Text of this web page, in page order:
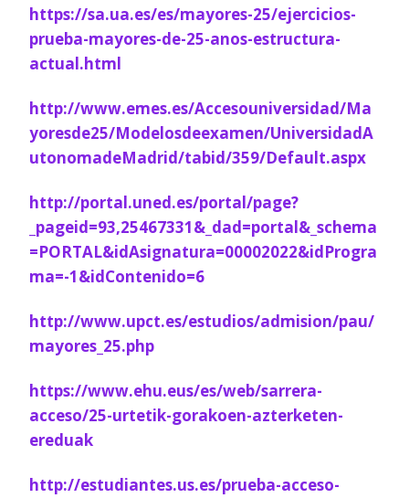
https://sa.ua.es/es/mayores-25/ejercicios-
prueba-mayores-de-25-anos-estructura-
actual.html
http://www.emes.es/Accesouniversidad/Ma
yoresde25/Modelosdeexamen/UniversidadA
utonomadeMadrid/tabid/359/Default.aspx
http://portal.uned.es/portal/page?
_pageid=93,25467331&_dad=portal&_schema
=PORTAL&idAsignatura=00002022&idProgra
ma=-1&idContenido=6
http://www.upct.es/estudios/admision/pau/
mayores_25.php
https://www.ehu.eus/es/web/sarrera-
acceso/25-urtetik-gorakoen-azterketen-
ereduak
http://estudiantes.us.es/prueba-acceso-